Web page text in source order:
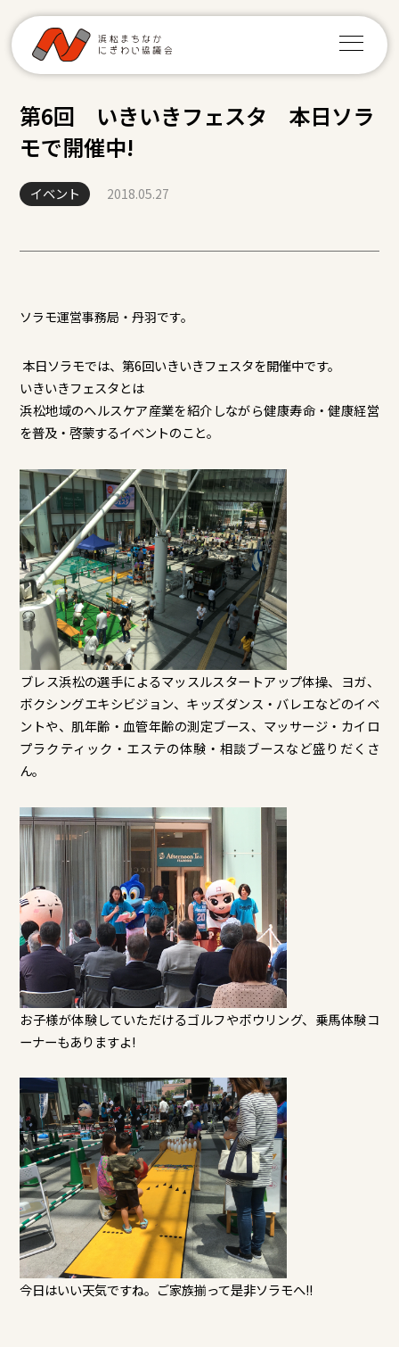
第6回 いきいきフェスタ 本日ソラ
モで開催中!
イベント 2018.05.27
ソラモ運営事務局・丹羽です。
​ 本日ソラモでは、第6回いきいきフェスタを開催中です。
いきいきフェスタとは
浜松地域のヘルスケア産業を紹介しながら健康寿命・健康経営
を普及・啓蒙するイベントのこと。
​ブレス浜松の選手によるマッスルスタートアップ体操、ヨガ、
ボクシングエキシビジョン、キッズダンス・バレエなどのイベ
ントや、肌年齢・血管年齢の測定ブース、マッサージ・カイロ
プラクティック・エステの体験・相談ブースなど盛りだくさ
ん。
お子様が体験していただけるゴルフやボウリング、乗馬体験コ
ーナーもありますよ!
今日はいい天気ですね。ご家族揃って是非ソラモへ!!